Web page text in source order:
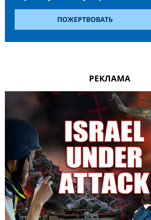
ПОЖЕРТВОВАТЬ
РЕКЛАМА